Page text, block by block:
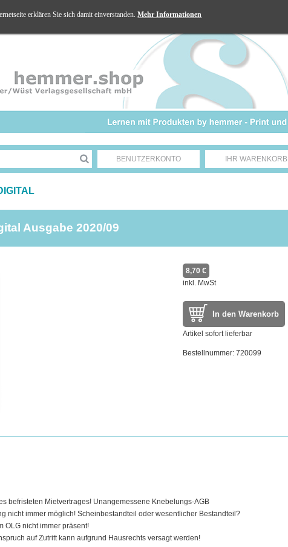
BENUTZERKONTO IHR WARENKORB
Ausgabe 2020/09
8,70 €
inkl. MwSt
In den Warenkorb
Artikel sofort lieferbar
Bestellnummer: 720099
befristeten Mietvertrages! Unangemessene Knebelungs-AGB
nicht immer möglich! Scheinbestandteil oder wesentlicher Bestandteil?
OLG nicht immer präsent!
auf Zutritt kann aufgrund Hausrechts versagt werden!
erklären Sie sich damit einverstanden.Mehr Informationen